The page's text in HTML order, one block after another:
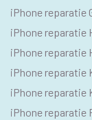
iPhone reparatie
iPhone reparatie
iPhone reparatie
iPhone reparatie
iPhone reparatie
iPhone reparatie